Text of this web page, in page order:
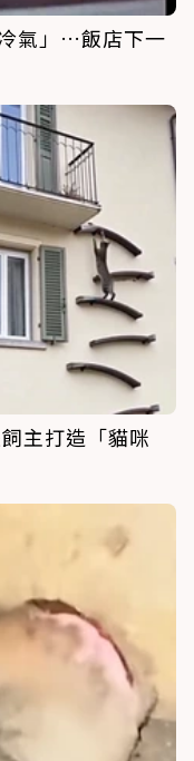
氣」…飯店下一
主打造「貓咪